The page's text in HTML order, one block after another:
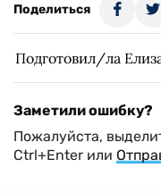
Поделиться
Подготовил/ла
Заметили ошибку?
Пожалуйста,
Ctrl+Enter или